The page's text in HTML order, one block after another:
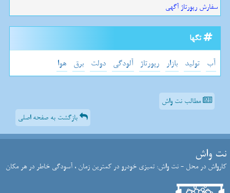
سفارش رپورتاژ آگهی
تگها
آب تولید بازار رپورتاژ آلودگی دولت برق هوا
مطالب نت واش
بازگشت به صفحه اصلی
نت واش
کارواش در محل - نت واش: تمیزی خودرو در کمترین زمان ، آسودگی خاطر در هر مکان